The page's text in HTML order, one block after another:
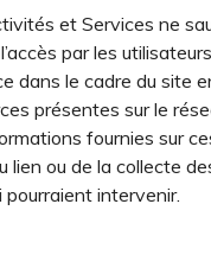
et Services ne
par les
dans le cadre du site
présentes sur le
fournies sur
lien ou de la collecte
pourraient intervenir.